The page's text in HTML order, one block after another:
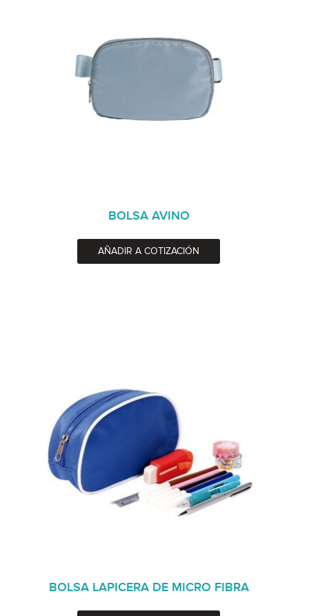
BOLSA AVINO
AÑADIR A COTIZACIÓN
BOLSA LAPICERA DE MICRO FIBRA